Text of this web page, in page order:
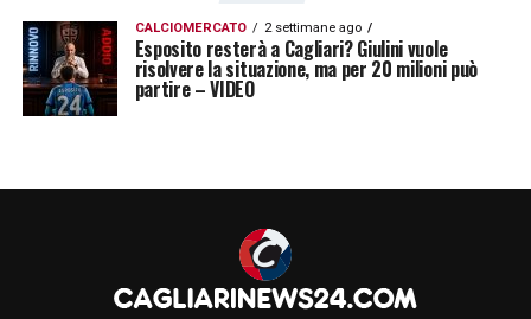
CALCIOMERCATO 2 settimane ago
Esposito resterà a Cagliari? Giulini vuole
risolvere la situazione, ma per 20 milioni può
partire – VIDEO